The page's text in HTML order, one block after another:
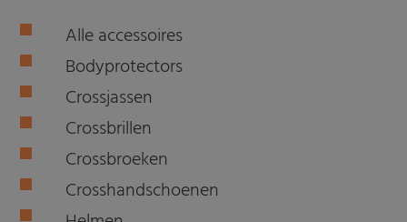
Alle accessoires
Bodyprotectors
Crossjassen
Crossbrillen
Crossbroeken
Crosshandschoenen